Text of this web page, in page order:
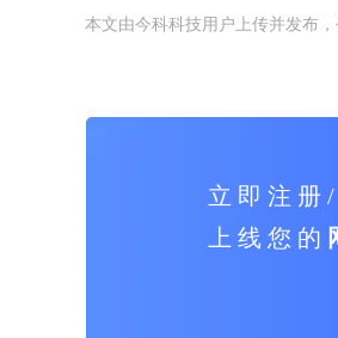
本文由今科科技用户上传并发布
立 即 注 册
上 线 您 的